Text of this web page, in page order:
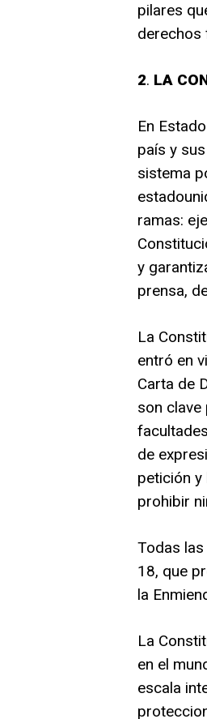
pilares
derechos
2. LA
En
país y
sistema
ramas:
y
prensa,
La
entró en
Carta de
son
de
petición y
prohibir
Todas
18, que
la
La
en el
escala